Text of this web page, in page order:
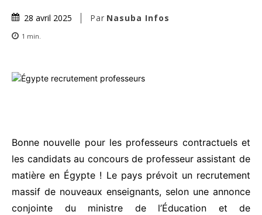
28 avril 2025 Par Nasuba Infos
1 min.
Bonne nouvelle pour les professeurs contractuels et
les candidats au concours de professeur assistant de
matière en Égypte ! Le pays prévoit un recrutement
massif de nouveaux enseignants, selon une annonce
conjointe du ministre de l’Éducation et de